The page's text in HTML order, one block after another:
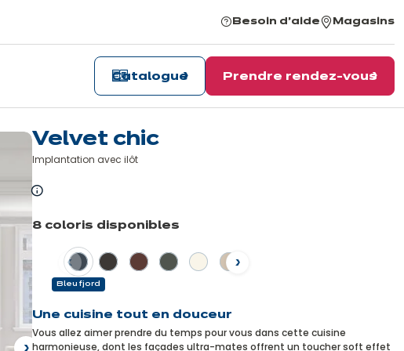
Besoin d'aide Magasins
Prendre rendez-vous
Catalogue
Velvet chic
Implantation avec ilôt
En
plus
8 coloris disponibles
Précédent
Une cuisine tout en douceur
Vous allez aimer prendre du temps pour vous dans cette cuisine
harmonieuse, dont les façades ultra-mates offrent un toucher soft effet
Bleu fjord